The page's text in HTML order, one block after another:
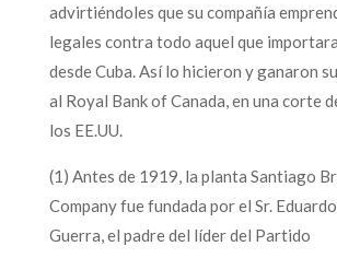
advirtiéndoles que su compañía
legales contra todo aquel que
desde Cuba. Así lo hicieron y ganaron
al Royal Bank of Canada, en una corte
los EE.UU.
(1) Antes de 1919, la planta Santiago
Company fue fundada por el Sr.
Guerra, el padre del líder del Partido